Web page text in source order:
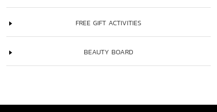
FREE GIFT ACTIVITIES
BEAUTY BOARD